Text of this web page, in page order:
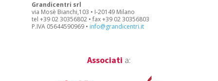
Grandicentri srl
via Mosè Bianchi,103 • I-20149 Milano
tel +39 02 30356802 • fax +39 02 30356803
P.IVA 05644590969 • info@grandicentri.it
Associati a: